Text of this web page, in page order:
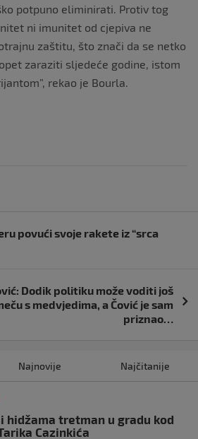
potpuno eliminirati. Protiv tog
ni imunitet od cjepiva ne
zaštitu, što znači da se netko
zaraziti sljedeće godine, istom
rekao je Bourla.
povući svoje rakete iz “srca
Dodik politiku može voditi još
s medvjedima, a Čović je sam
priznao…
Najnovije Najčitanije
hidžama tretman u gradu kod
Cazinkića